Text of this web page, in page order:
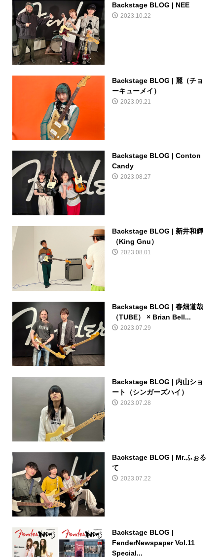
Backstage BLOG | NEE
2023.10.22
Backstage BLOG | 麗（チョ
ーキューメイ）
2023.09.21
Backstage BLOG | Conton
Candy
2023.08.27
Backstage BLOG | 新井和輝
（King Gnu）
2023.08.01
Backstage BLOG | 春畑道哉
（TUBE） × Brian Bell...
2023.07.29
Backstage BLOG | 内山ショ
ート（シンガーズハイ）
2023.07.28
Backstage BLOG | Mr.ふぉる
て
2023.07.22
Backstage BLOG |
FenderNewspaper Vol.11
Special...